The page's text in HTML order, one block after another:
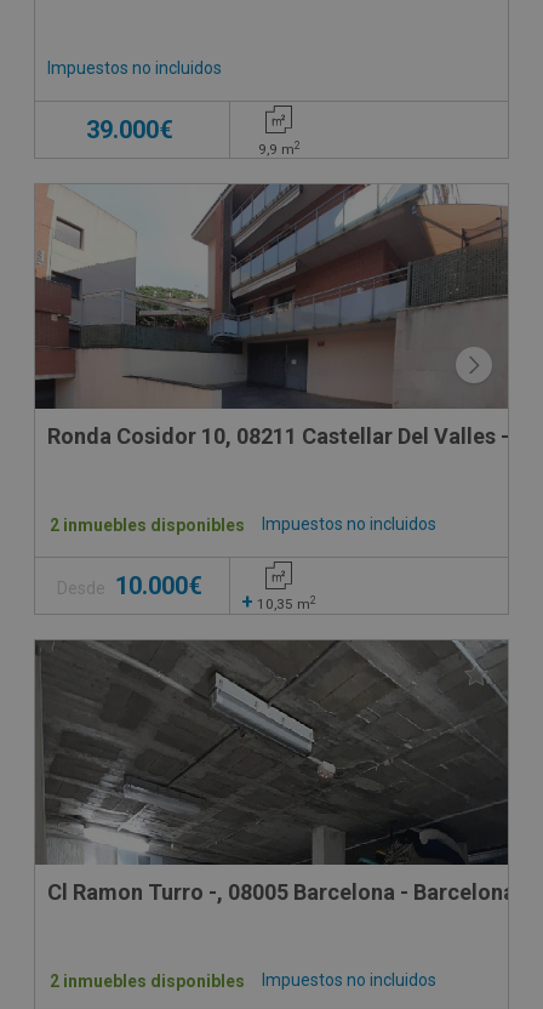
Impuestos no incluidos
39.000€
9,9 m2
Ronda Cosidor 10, 08211 Castellar Del Valles -
Impuestos no incluidos
2 inmuebles disponibles
Desde 10.000€
+ 10,35 m2
Cl Ramon Turro -, 08005 Barcelona - Barcelona
Impuestos no incluidos
2 inmuebles disponibles